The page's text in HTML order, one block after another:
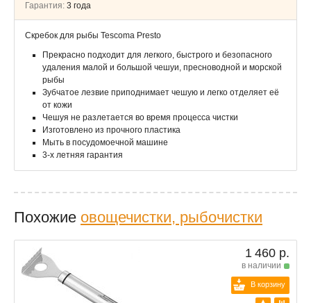
Гарантия: 3 года
Скребок для рыбы Tescoma Presto
Прекрасно подходит для легкого, быстрого и безопасного
удаления малой и большой чешуи, пресноводной и морской
рыбы
Зубчатое лезвие приподнимает чешую и легко отделяет её
от кожи
Чешуя не разлетается во время процесса чистки
Изготовлено из прочного пластика
Мыть в посудомоечной машине
3-х летняя гарантия
Похожие овощечистки, рыбочистки
1 460 р.
в наличии
В корзину